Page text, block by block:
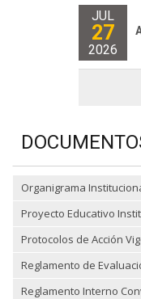
JUL
27
2026
Organigrama
Proyecto Educativo
Protocolos de Acción
Reglamento de
Reglamento Interno